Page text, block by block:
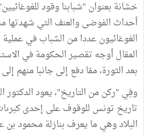
خشانة بعنوان "شبابنا وقود
أحداث الفوضى والعنف التي شهدتها
الغوغائيون عددا من الشباب في
المقال أوجه تقصير الحكومة في
بعد الثورة، ممّا دفع إلى جانبا منهم
وفِي "ركن من التاريخ"، يعود الدكتور
تاريخ تونس للوقوف على إحدى
البلاد وهي ما يعرف بنازلة محمود بن